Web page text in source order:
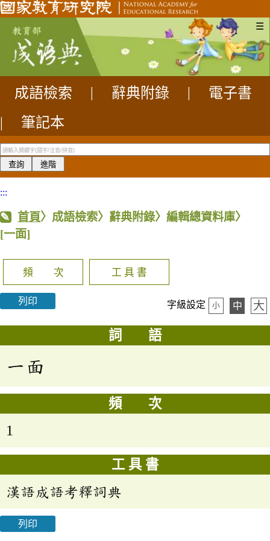
☰
成語檢索 辭典附錄
電子書
|
筆記本
:::
首頁〉成語檢索〉辭典附錄〉編輯總資料庫〉
[一面]
頻 次 工 具 書
列印 字級設定 小 中 大
詞 語
一面
頻 次
1
工 具 書
漢語成語考釋詞典
列印